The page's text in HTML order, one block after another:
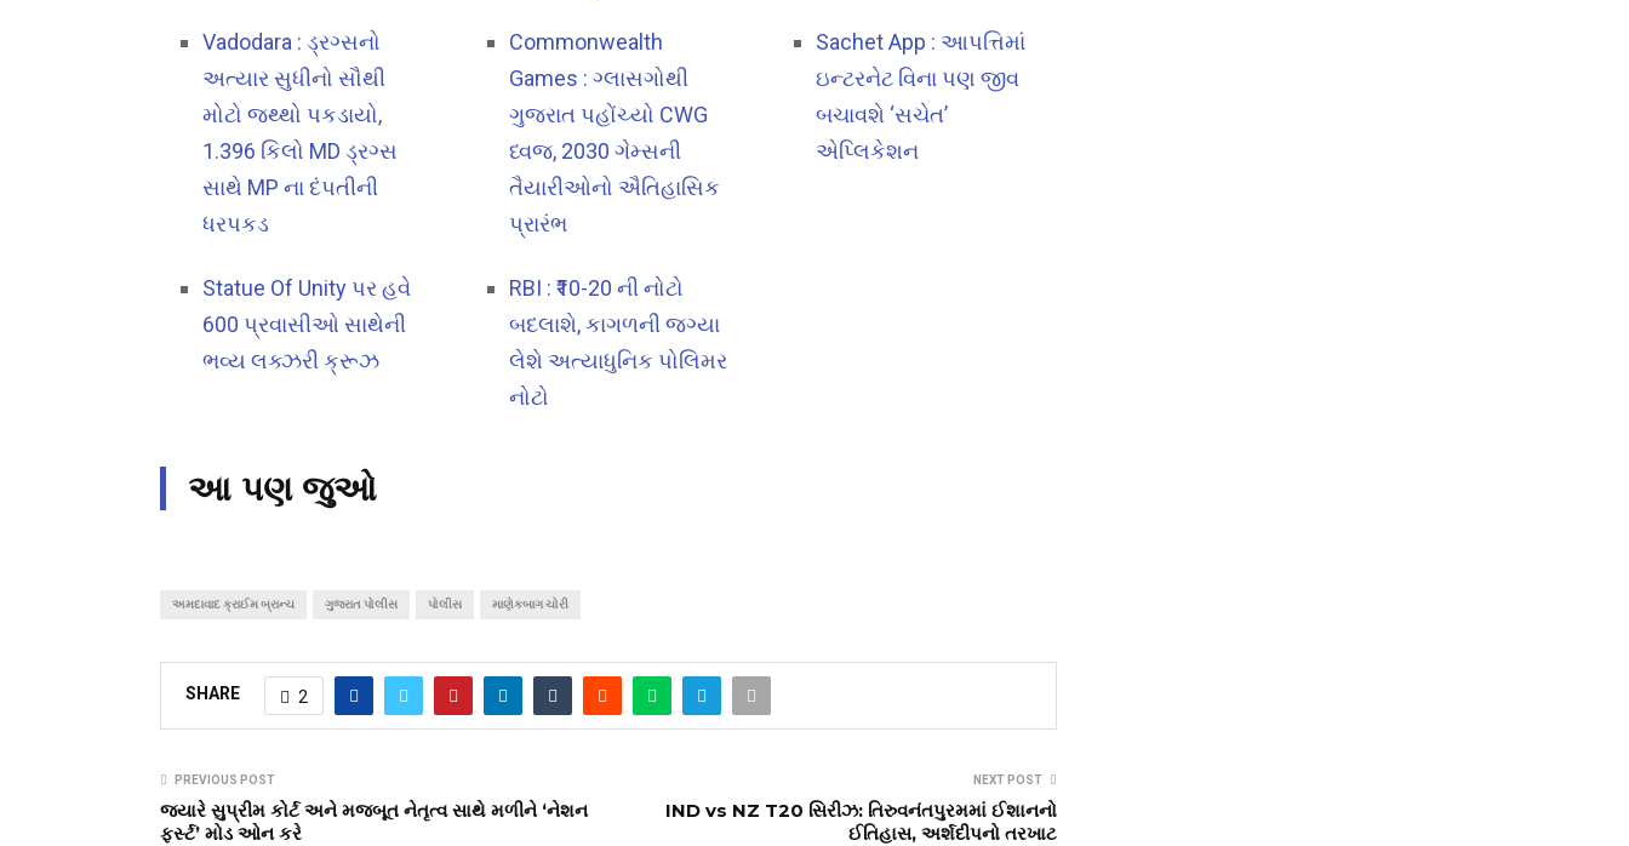
Vadodara : ડ્રગ્સનો
અત્યાર સુધીનો સૌથી
મોટો જથ્થો પકડાયો,
1.396 કિલો MD ડ્રગ્સ
સાથે MP ના દંપતીની
ધરપકડ
Commonwealth
Games : ગ્લાસગોથી
ગુજરાત પહોંચ્યો CWG
ધ્વજ, 2030 ગેમ્સની
તૈયારીઓનો ઐતિહાસિક
પ્રારંભ
Sachet App : આપત્તિમાં
ઇન્ટરનેટ વિના પણ જીવ
બચાવશે ‘સચેત’
એપ્લિકેશન
Statue Of Unity પર હવે
600 પ્રવાસીઓ સાથેની
ભવ્ય લક્ઝરી ક્રૂઝ
RBI : ₹10-20 ની નોટો
બદલાશે, કાગળની જગ્યા
લેશે અત્યાધુનિક પોલિમર
નોટો
આ પણ જુઓ
અમદાવાદ ક્રાઈમ બ્રાન્ચ ગુજરાત પોલીસ પોલીસ માણેકબાગ ચોરી
SHARE 2
PREVIOUS POST
જ્યારે સુપ્રીમ કોર્ટ અને મજબૂત નેતૃત્વ સાથે મળીને ‘નેશન
ફર્સ્ટ’ મોડ ઓન કરે
NEXT POST
IND vs NZ T20 સિરીઝ: તિરુવનંતપુરમમાં ઈશાનનો
ઈતિહાસ, અર્શદીપનો તરખાટ